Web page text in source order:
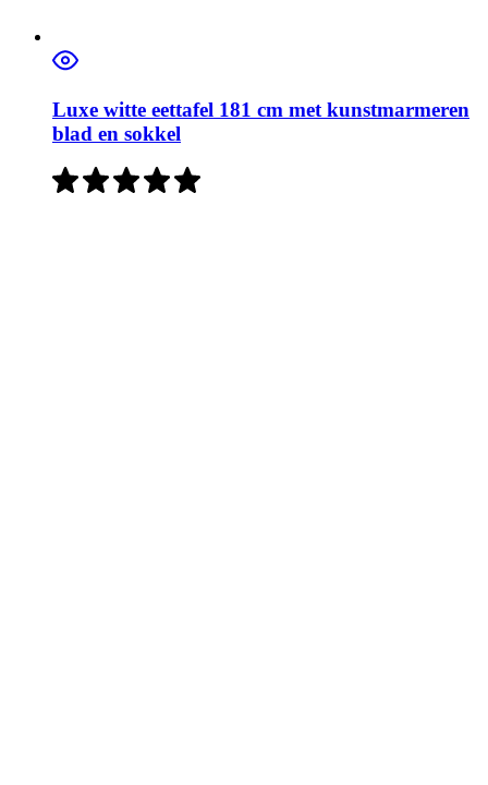
Luxe witte eettafel 181 cm met kunstmarmeren
blad en sokkel